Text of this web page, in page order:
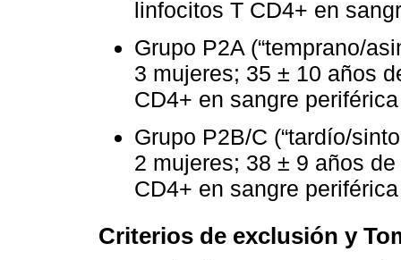
linfocitos T CD4+ en
Grupo P2A (“temprano/
3 mujeres; 35 ± 10 años
CD4+ en sangre
Grupo P2B/C (“tardío/
2 mujeres; 38 ± 9 años
CD4+ en sangre
Criterios de exclusión y